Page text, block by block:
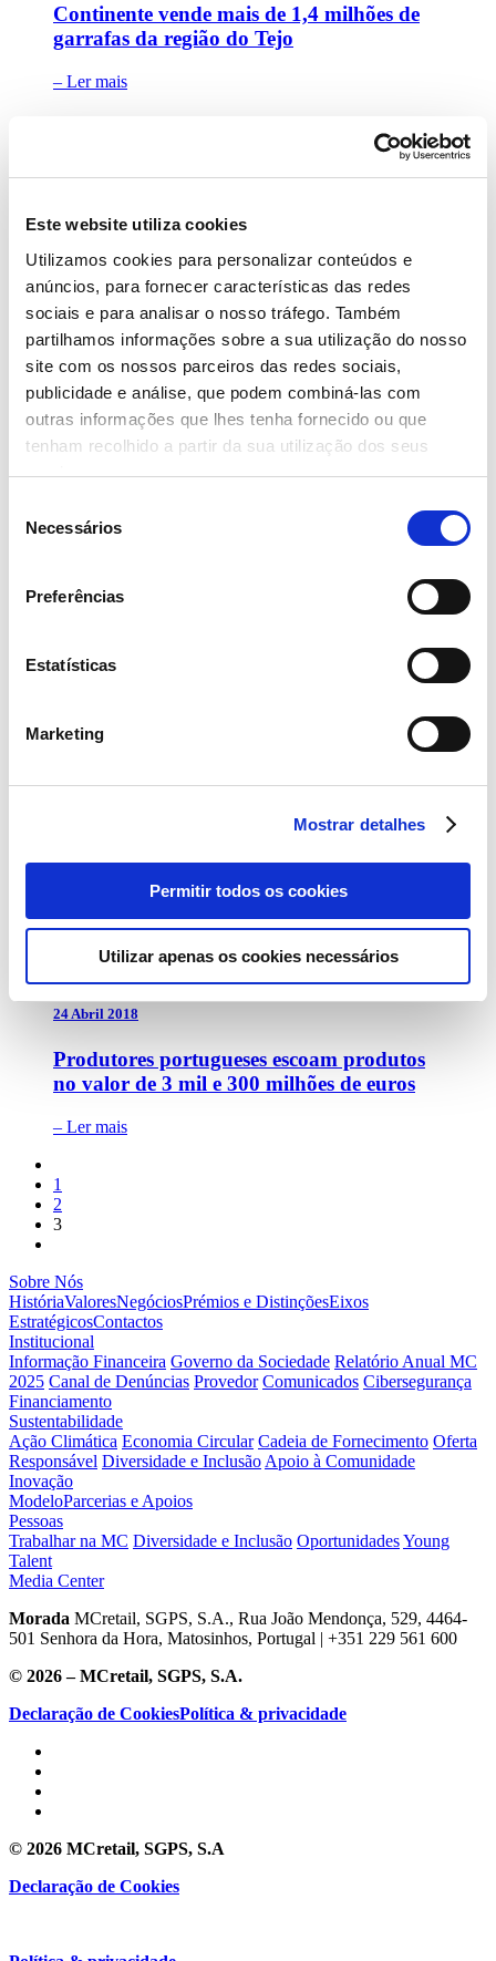
Este website utiliza cookies
Utilizamos cookies para personalizar conteúdos e
anúncios, para fornecer características das redes
sociais e para analisar o nosso tráfego. Também
partilhamos informações sobre a sua utilização do nosso
site com os nossos parceiros das redes sociais,
publicidade e análise, que podem combiná-las com
outras informações que lhes tenha fornecido ou que
tenham recolhido a partir da sua utilização dos seus
serviços.
Necessários
Preferências
Estatísticas
Marketing
Mostrar detalhes
Permitir todos os cookies
Utilizar apenas os cookies necessários
Continente vende mais de 1,4 milhões de
garrafas da região do Tejo
– Ler mais
17 Junho 2019
Continente promove a valorização do
Rum Agrícola da Madeira em São
Martinho
– Ler mais
– Ler mais
toneladas de cereja portuguesa
– Ler mais
24 Abril 2018
Produtores portugueses escoam produtos
no valor de 3 mil e 300 milhões de euros
– Ler mais
1
2
3
Sobre Nós
HistóriaValoresNegóciosPrémios e DistinçõesEixos
EstratégicosContactos
Institucional
Informação Financeira Governo da Sociedade Relatório Anual MC
2025 Canal de Denúncias Provedor Comunicados Cibersegurança
Financiamento
Sustentabilidade
Ação Climática Economia Circular Cadeia de Fornecimento Oferta
Responsável Diversidade e Inclusão Apoio à Comunidade
Inovação
ModeloParcerias e Apoios
Pessoas
Trabalhar na MC Diversidade e Inclusão OportunidadesYoung
Talent
Media Center
Morada MCretail, SGPS, S.A., Rua João Mendonça, 529, 4464-
501 Senhora da Hora, Matosinhos, Portugal | +351 229 561 600
© 2026 – MCretail, SGPS, S.A.
Declaração de CookiesPolítica & privacidade
© 2026 MCretail, SGPS, S.A
Declaração de Cookies